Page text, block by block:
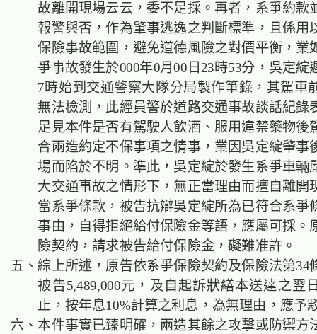
故離開現場云云，委不足採。再者，系爭約款
報警與否，作為肇事逃逸之判斷標準，且係用
保險事故範圍，避免道德風險之對價平衡，業
爭事故發生於000年0月00日23時53分，吳定綻
7時始到交通警察大隊分局製作筆錄，其駕車
無法檢測，此經員警於道路交通事故談話紀錄
足見本件是否有駕駛人飲酒、服用違禁藥物後
合兩造約定不保事項之情事，業因吳定綻肇事
場而陷於不明。準此，吳定綻於發生系爭車輛
大交通事故之情形下，無正當理由而擅自離開
當系爭條款，被告抗辯吳定綻所為已符合系爭
事由，自得拒絕給付保險金等語，應屬可採。
險契約，請求被告給付保險金，礙難准許。
五、綜上所述，原告依系爭保險契約及保險法第34
被告5,489,000元，及自起訴狀繕本送達之翌
止，按年息10%計算之利息，為無理由，應予
六、本件事實已臻明確，兩造其餘之攻擊或防禦方